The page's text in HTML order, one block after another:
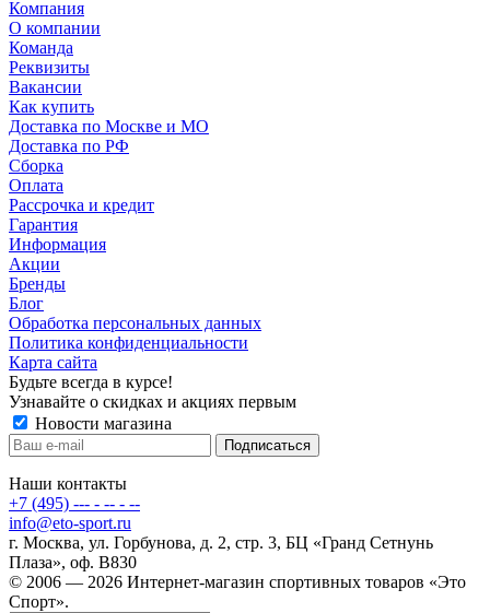
Компания
О компании
Команда
Реквизиты
Вакансии
Как купить
Доставка по Москве и МО
Доставка по РФ
Сборка
Оплата
Рассрочка и кредит
Гарантия
Информация
Акции
Бренды
Блог
Обработка персональных данных
Политика конфиденциальности
Карта сайта
Будьте всегда в курсе!
Узнавайте о скидках и акциях первым
Новости магазина
Наши контакты
+7 (495) --- - -- - --
info@eto-sport.ru
г. Москва, ул. Горбунова, д. 2, стр. 3, БЦ «Гранд Сетнунь
Плаза», оф. В830
© 2006 — 2026 Интернет-магазин спортивных товаров «Это
Спорт».